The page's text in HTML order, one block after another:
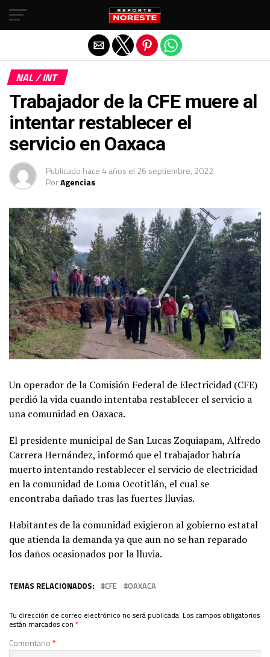
NAL / INT
Trabajador de la CFE muere al
intentar restablecer el
servicio en Oaxaca
Publicado hace 4 años el 26 septiembre, 2022
PorAgencias
Un operador de la Comisión Federal de Electricidad (CFE)
perdió la vida cuando intentaba restablecer el servicio a
una comunidad en Oaxaca.
El presidente municipal de San Lucas Zoquiapam, Alfredo
Carrera Hernández, informó que el trabajador habría
muerto intentando restablecer el servicio de electricidad
en la comunidad de Loma Ocotitlán, el cual se
encontraba dañado tras las fuertes lluvias.
Habitantes de la comunidad exigieron al gobierno estatal
que atienda la demanda ya que aun no se han reparado
los daños ocasionados por la lluvia.
TEMAS RELACIONADOS: CFE OAXACA
Tu dirección de correo electrónico no será publicada. Los campos obligatorios
están marcados con *
Comentario*
Salir de la versión móvil